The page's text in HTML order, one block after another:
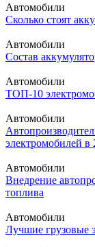
Автомобили
Сколько стоят
Автомобили
Состав
Автомобили
ТОП-10
Автомобили
электромобилей в
Автомобили
Внедрение
топлива
Автомобили
Лучшие грузовые